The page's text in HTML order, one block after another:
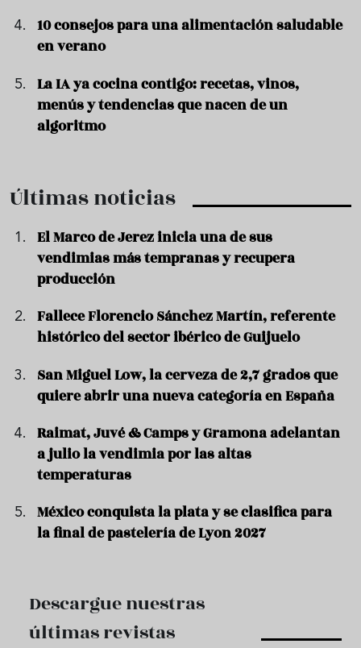
10 consejos para una alimentación saludable
en verano
La IA ya cocina contigo: recetas, vinos,
menús y tendencias que nacen de un
algoritmo
Últimas noticias
El Marco de Jerez inicia una de sus
vendimias más tempranas y recupera
producción
Fallece Florencio Sánchez Martín, referente
histórico del sector ibérico de Guijuelo
San Miguel Low, la cerveza de 2,7 grados que
quiere abrir una nueva categoría en España
Raimat, Juvé & Camps y Gramona adelantan
a julio la vendimia por las altas
temperaturas
México conquista la plata y se clasifica para
la final de pastelería de Lyon 2027
Descargue nuestras
últimas revistas